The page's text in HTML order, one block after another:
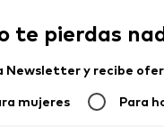
te pierdas
Newsletter y recibe
mujeres Para